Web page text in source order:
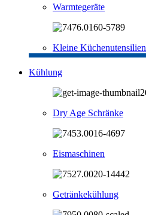
Warmtegeräte
Kleine Küchenutensilien
Kühlung
Dry Age Schränke
Eismaschinen
Getränkekühlung